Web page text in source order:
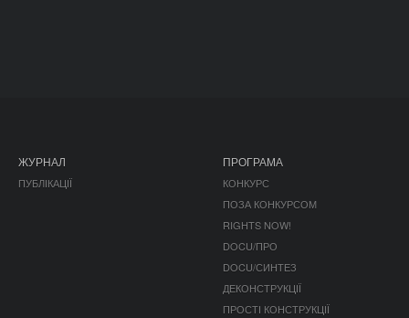
ЖУРНАЛ
ПУБЛІКАЦІЇ
ПРОГРАМА
КОНКУРС
ПОЗА КОНКУРСОМ
RIGHTS NOW!
DOCU/ПРО
DOCU/СИНТЕЗ
ДЕКОНСТРУКЦІЇ
ПРОСТІ КОНСТРУКЦІЇ